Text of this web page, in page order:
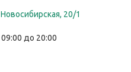
20/1
до 20:00